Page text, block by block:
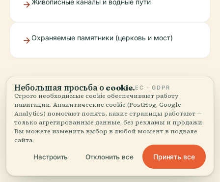
Живописные каналы и водные пути
Охраняемые памятники (церковь и мост)
Практические
советы и часто
задаваемые вопросы
Небольшая просьба о cookie.ЕС · GDPR
Строго необходимые cookie обеспечивают работу
навигации. Аналитические cookie (PostHog, Google
Analytics) помогают понять, какие страницы работают —
только агрегированные данные, без рекламы и продажи.
Вы можете изменить выбор в любой момент в подвале
сайта.
Настроить Отклонить все Принять все